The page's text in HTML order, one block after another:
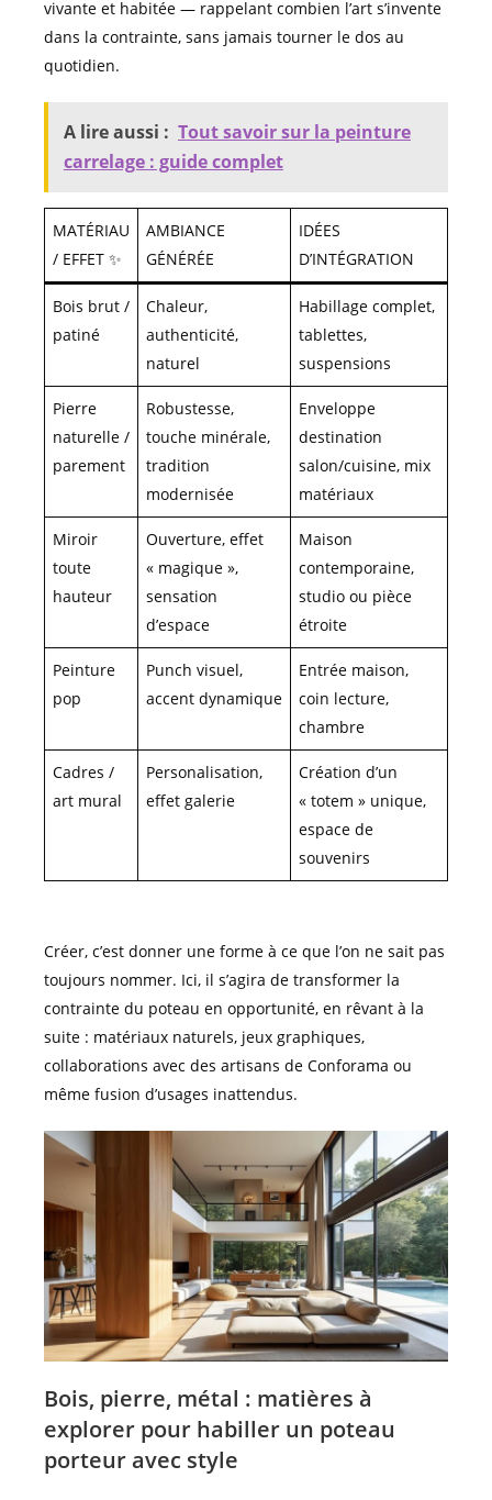
vivante et habitée — rappelant combien l’art s’invente
dans la contrainte, sans jamais tourner le dos au
quotidien.
A lire aussi : Tout savoir sur la peinture
carrelage : guide complet
MATÉRIAU
/ EFFET ✨
AMBIANCE
GÉNÉRÉE
IDÉES
D’INTÉGRATION
Bois brut /
patiné
Chaleur,
authenticité,
naturel
Habillage complet,
tablettes,
suspensions
Pierre
naturelle /
parement
Robustesse,
touche minérale,
tradition
modernisée
Enveloppe
destination
salon/cuisine, mix
matériaux
Miroir
toute
hauteur
Ouverture, effet
« magique »,
sensation
d’espace
Maison
contemporaine,
studio ou pièce
étroite
Peinture
pop
Punch visuel,
accent dynamique
Entrée maison,
coin lecture,
chambre
Cadres /
art mural
Personalisation,
effet galerie
Création d’un
« totem » unique,
espace de
souvenirs
Créer, c’est donner une forme à ce que l’on ne sait pas
toujours nommer. Ici, il s’agira de transformer la
contrainte du poteau en opportunité, en rêvant à la
suite : matériaux naturels, jeux graphiques,
collaborations avec des artisans de Conforama ou
même fusion d’usages inattendus.
Bois, pierre, métal : matières à
explorer pour habiller un poteau
porteur avec style